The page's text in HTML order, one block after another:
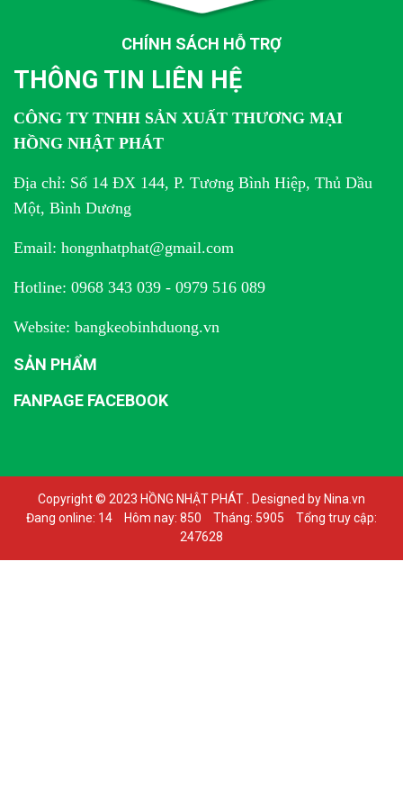
THÔNG TIN LIÊN HỆ
CÔNG TY TNHH SẢN XUẤT THƯƠNG MẠI
HỒNG NHẬT PHÁT
Địa chỉ: Số 14 ĐX 144, P. Tương Bình Hiệp, Thủ Dầu
Một, Bình Dương
Email: hongnhatphat@gmail.com
Hotline: 0968 343 039 - 0979 516 089
Website: bangkeobinhduong.vn
CHÍNH SÁCH HỖ TRỢ
SẢN PHẨM
FANPAGE FACEBOOK
Copyright © 2023 HỒNG NHẬT PHÁT . Designed by Nina.vn
Đang online: 14
Hôm nay: 850 Tháng: 5905
Tổng truy cập:
247628